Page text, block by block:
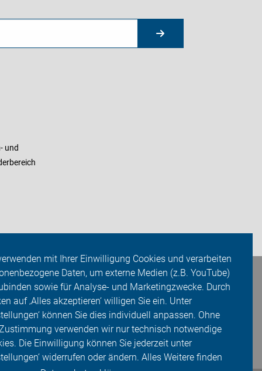
mit Ihrer Einwilligung Cookies und verarbeiten
Daten, um externe Medien (z.B. YouTube)
sowie für Analyse- und Marketingzwecke. Durch
auf ‚Alles akzeptieren‘ willigen Sie ein. Unter
können Sie dies individuell anpassen. Ohne
verwenden wir nur technisch notwendige
Die Einwilligung können Sie jederzeit unter
widerrufen oder ändern. Alles Weitere finden
und